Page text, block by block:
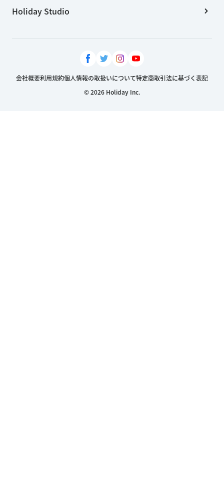
Holiday Studio
会社概要利用規約個人情報の取扱いについて特定商取引法に基づく表記
© 2026 Holiday Inc.